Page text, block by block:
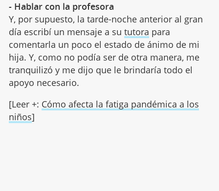
- Hablar con la profesora
Y, por supuesto, la tarde-noche anterior al gran
día escribí un mensaje a su tutora para
comentarla un poco el estado de ánimo de mi
hija. Y, como no podía ser de otra manera, me
tranquilizó y me dijo que le brindaría todo el
apoyo necesario.
[Leer +: Cómo afecta la fatiga pandémica a los
niños]